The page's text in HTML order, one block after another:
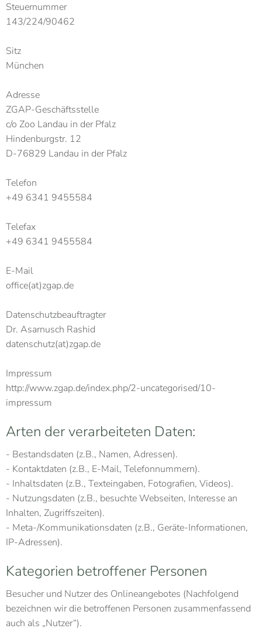
Steuernummer
143/224/90462
Sitz
München
Adresse
ZGAP-Geschäftsstelle
c/o Zoo Landau in der Pfalz
Hindenburgstr. 12
D-76829 Landau in der Pfalz
Telefon
+49 6341 9455584
Telefax
+49 6341 9455584
E-Mail
office(at)zgap.de
Datenschutzbeauftragter
Dr. Asarnusch Rashid
datenschutz(at)zgap.de
Impressum
http://www.zgap.de/index.php/2-uncategorised/10-
impressum
Arten der verarbeiteten Daten:
- Bestandsdaten (z.B., Namen, Adressen).
- Kontaktdaten (z.B., E-Mail, Telefonnummern).
- Inhaltsdaten (z.B., Texteingaben, Fotografien, Videos).
- Nutzungsdaten (z.B., besuchte Webseiten, Interesse an
Inhalten, Zugriffszeiten).
- Meta-/Kommunikationsdaten (z.B., Geräte-Informationen,
IP-Adressen).
Kategorien betroffener Personen
Besucher und Nutzer des Onlineangebotes (Nachfolgend
bezeichnen wir die betroffenen Personen zusammenfassend
auch als „Nutzer“).